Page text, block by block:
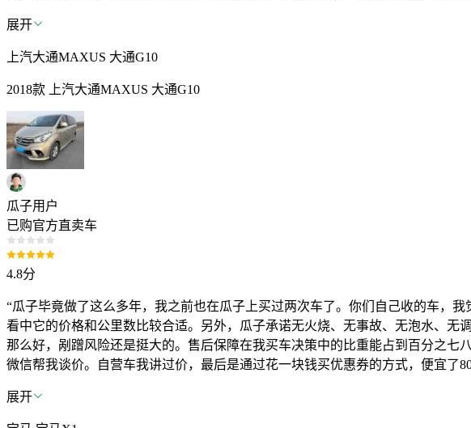
展开
上汽大通MAXUS 大通G10
2018款 上汽大通MAXUS 大通G10
瓜子用户
已购官方直卖车
4.8分
“瓜子毕竟做了这么多年，我之前也在瓜子上买过两次车了。你们自己收的车，
看中它的价格和公里数比较合适。另外，瓜子承诺无火烧、无事故、无泡水、
那么好，剐蹭风险还是挺大的。售后保障在我买车决策中的比重能占到百分之
微信帮我谈价。自营车我讲过价，最后是通过花一块钱买优惠券的方式，便宜了
展开